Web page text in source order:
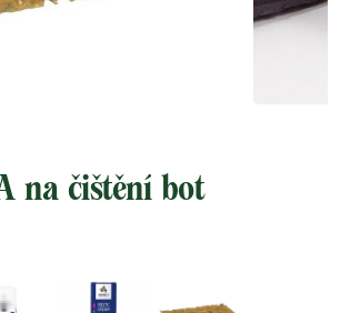
na čištění bot